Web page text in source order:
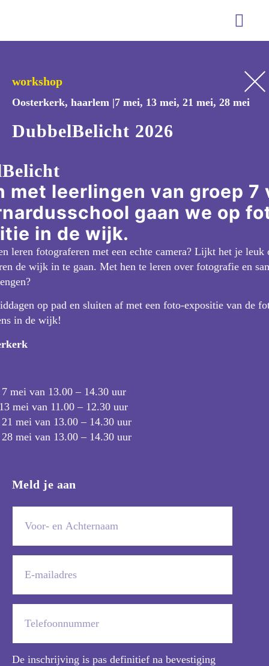
workshop
Oosterkerk, haarlem |7 mei, 13 mei, 21 mei, 28 mei
DubbelBelicht 2026
met leerlingen van groep 7
gaan we op
in de wijk.
leren fotograferen met een echte camera? Lijkt het je leuk
de wijk in te gaan. Met hen te leren over fotografie en
op pad en sluiten af met een foto-expositie van de
in de wijk!
mei van 13.00 – 14.30 uur
mei van 11.00 – 12.30 uur
mei van 13.00 – 14.30 uur
mei van 13.00 – 14.30 uur
Meld je aan
De inschrijving is pas definitief na bevestiging